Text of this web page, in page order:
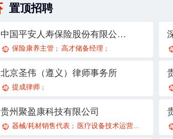
置顶招聘
中国平安人寿保险股份有限公司贵州分公司21部
保险康养主管 ； 高才储备经理 ；
北京圣伟（遵义）律师事务所
提成律师 ；
贵州聚盈康科技有限公司
器械/耗材销售代表 ； 医疗设备技术运营官